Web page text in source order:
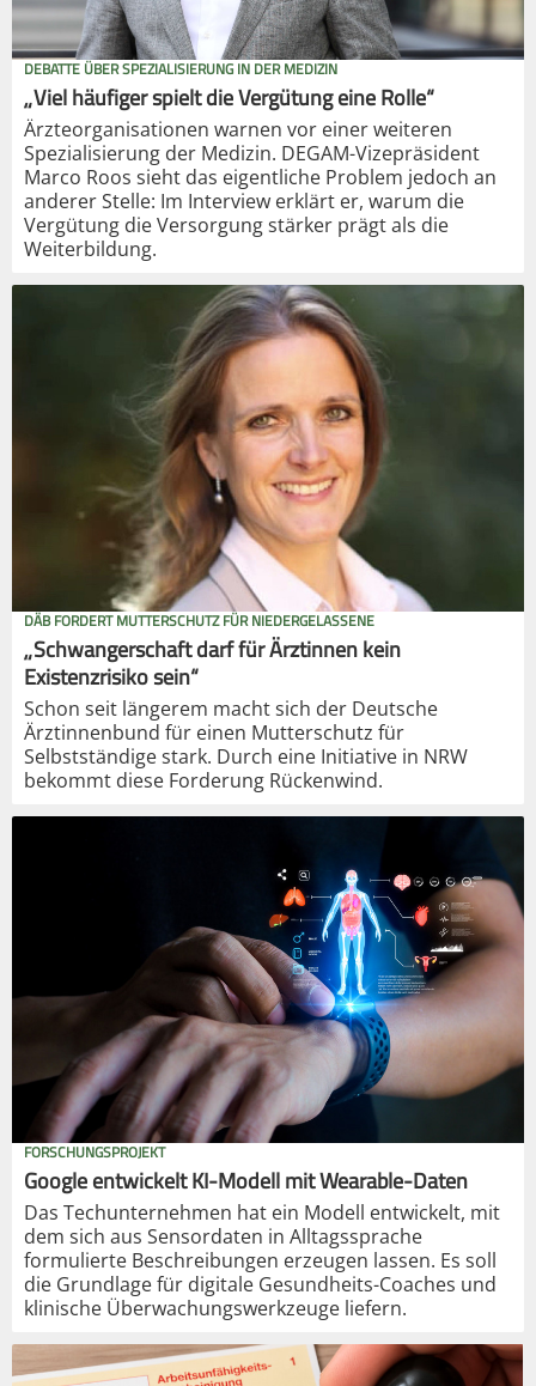
DEBATTE ÜBER SPEZIALISIERUNG IN DER MEDIZIN
„Viel häufiger spielt die Vergütung eine Rolle“
Ärzteorganisationen warnen vor einer weiteren
Spezialisierung der Medizin. DEGAM-Vizepräsident
Marco Roos sieht das eigentliche Problem jedoch an
anderer Stelle: Im Interview erklärt er, warum die
Vergütung die Versorgung stärker prägt als die
Weiterbildung.
DÄB FORDERT MUTTERSCHUTZ FÜR NIEDERGELASSENE
„Schwangerschaft darf für Ärztinnen kein
Existenzrisiko sein“
Schon seit längerem macht sich der Deutsche
Ärztinnenbund für einen Mutterschutz für
Selbstständige stark. Durch eine Initiative in NRW
bekommt diese Forderung Rückenwind.
FORSCHUNGSPROJEKT
Google entwickelt KI-Modell mit Wearable-Daten
Das Techunternehmen hat ein Modell entwickelt, mit
dem sich aus Sensordaten in Alltagssprache
formulierte Beschreibungen erzeugen lassen. Es soll
die Grundlage für digitale Gesundheits-Coaches und
klinische Überwachungswerkzeuge liefern.